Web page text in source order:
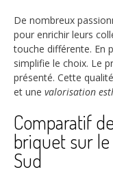
De nombreux
pour enrichir leurs
touche différente. En
simplifie le choix. Le
présenté. Cette
et une valorisation
Comparatif
briquet sur
Sud